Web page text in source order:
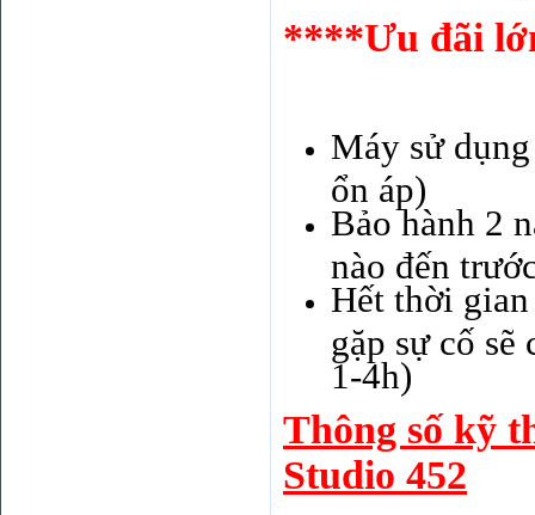
****Ưu đãi
Máy sử
ổn áp)
Bảo hành 2
nào đến
Hết thời
gặp sự cố
1-4h)
Thông số kỹ
Studio 452